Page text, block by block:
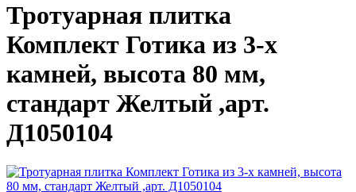
Тротуарная плитка
Комплект Готика из 3-х
камней, высота 80 мм,
стандарт Желтый ,арт.
Д1050104